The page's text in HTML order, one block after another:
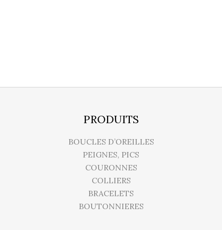
PRODUITS
BOUCLES D’OREILLES
PEIGNES, PICS
COURONNES
COLLIERS
BRACELETS
BOUTONNIERES